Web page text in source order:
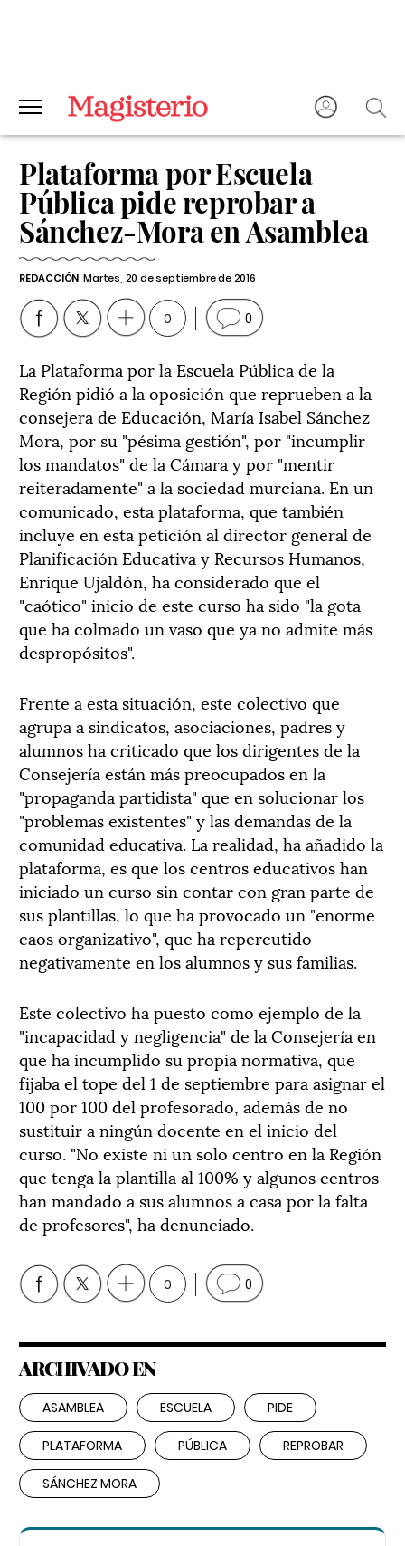
Plataforma por Escuela
Pública pide reprobar a
Sánchez-Mora en Asamblea
REDACCIÓN Martes, 20 de septiembre de 2016
0 0
La Plataforma por la Escuela Pública de la
Región pidió a la oposición que reprueben a la
consejera de Educación, María Isabel Sánchez
Mora, por su "pésima gestión", por "incumplir
los mandatos" de la Cámara y por "mentir
reiteradamente" a la sociedad murciana. En un
comunicado, esta plataforma, que también
incluye en esta petición al director general de
Planificación Educativa y Recursos Humanos,
Enrique Ujaldón, ha considerado que el
"caótico" inicio de este curso ha sido "la gota
que ha colmado un vaso que ya no admite más
despropósitos".
Frente a esta situación, este colectivo que
agrupa a sindicatos, asociaciones, padres y
alumnos ha criticado que los dirigentes de la
Consejería están más preocupados en la
"propaganda partidista" que en solucionar los
"problemas existentes" y las demandas de la
comunidad educativa. La realidad, ha añadido la
plataforma, es que los centros educativos han
iniciado un curso sin contar con gran parte de
sus plantillas, lo que ha provocado un "enorme
caos organizativo", que ha repercutido
negativamente en los alumnos y sus familias.
Este colectivo ha puesto como ejemplo de la
"incapacidad y negligencia" de la Consejería en
que ha incumplido su propia normativa, que
fijaba el tope del 1 de septiembre para asignar el
100 por 100 del profesorado, además de no
sustituir a ningún docente en el inicio del
curso. "No existe ni un solo centro en la Región
que tenga la plantilla al 100% y algunos centros
han mandado a sus alumnos a casa por la falta
de profesores", ha denunciado.
0 0
ARCHIVADO EN
ASAMBLEA ESCUELA PIDE
PLATAFORMA PÚBLICA REPROBAR
SÁNCHEZ MORA